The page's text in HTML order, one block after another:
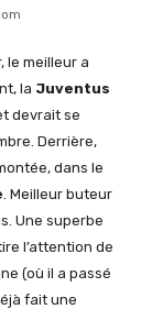
le meilleur a
la Juventus
devrait se
Derrière,
dans le
. Meilleur buteur
Une superbe
l’attention de
(où il a passé
fait une